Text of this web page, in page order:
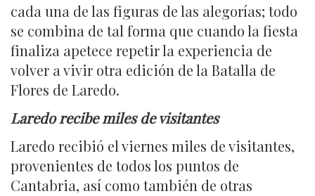
cada una de las figuras de las alegorías; todo
se combina de tal forma que cuando la fiesta
finaliza apetece repetir la experiencia de
volver a vivir otra edición de la Batalla de
Flores de Laredo.
Laredo recibe miles de visitantes
Laredo recibió el viernes miles de visitantes,
provenientes de todos los puntos de
Cantabria, así como también de otras